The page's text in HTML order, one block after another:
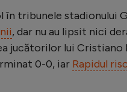
tribunele stadionului
, dar nu au lipsit nici
jucătorilor lui Cristiano
0-0, iar Rapidul